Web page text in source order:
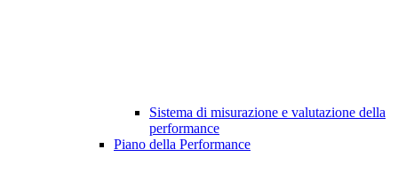
Sistema di misurazione e valutazione della
performance
Piano della Performance